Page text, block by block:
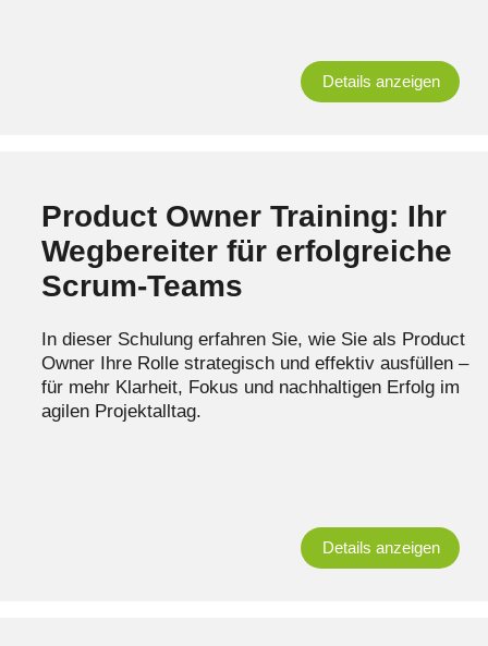
Details anzeigen
Product Owner Training: Ihr
Wegbereiter für erfolgreiche
Scrum-Teams
In dieser Schulung erfahren Sie, wie Sie als Product
Owner Ihre Rolle strategisch und effektiv ausfüllen –
für mehr Klarheit, Fokus und nachhaltigen Erfolg im
agilen Projektalltag.
Details anzeigen